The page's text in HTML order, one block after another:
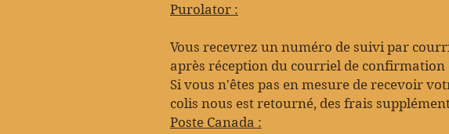
Purolator :
Vous recevrez un numéro de suivi par
après réception du courriel de
Si vous n'êtes pas en mesure de recevoir
colis nous est retourné, des frais
Poste Canada :